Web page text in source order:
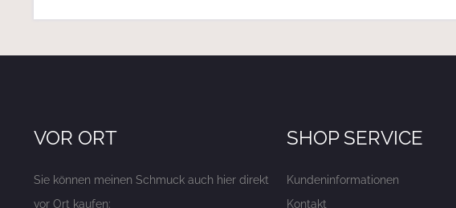
VOR ORT
Sie können meinen Schmuck auch hier direkt
vor Ort kaufen:
SHOP SERVICE
Kundeninformationen
Kontakt